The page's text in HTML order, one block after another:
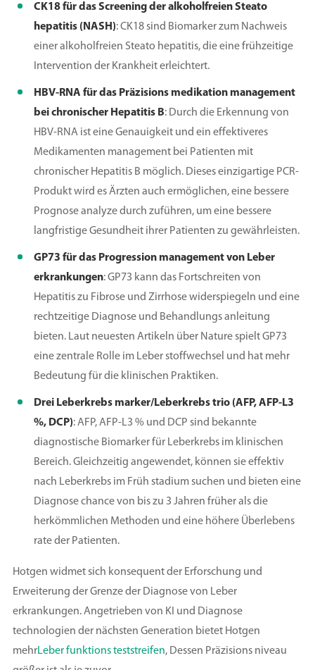
CK18 für das Screening der alkoholfreien Steato
hepatitis (NASH): CK18 sind Biomarker zum Nachweis
einer alkoholfreien Steato hepatitis, die eine frühzeitige
Intervention der Krankheit erleichtert.
HBV-RNA für das Präzisions medikation management
bei chronischer Hepatitis B: Durch die Erkennung von
HBV-RNA ist eine Genauigkeit und ein effektiveres
Medikamenten management bei Patienten mit
chronischer Hepatitis B möglich. Dieses einzigartige PCR-
Produkt wird es Ärzten auch ermöglichen, eine bessere
Prognose analyze durch zuführen, um eine bessere
langfristige Gesundheit ihrer Patienten zu gewährleisten.
GP73 für das Progression management von Leber
erkrankungen: GP73 kann das Fortschreiten von
Hepatitis zu Fibrose und Zirrhose widerspiegeln und eine
rechtzeitige Diagnose und Behandlungs anleitung
bieten. Laut neuesten Artikeln über Nature spielt GP73
eine zentrale Rolle im Leber stoffwechsel und hat mehr
Bedeutung für die klinischen Praktiken.
Drei Leberkrebs marker/Leberkrebs trio (AFP, AFP-L3
%, DCP): AFP, AFP-L3 % und DCP sind bekannte
diagnostische Biomarker für Leberkrebs im klinischen
Bereich. Gleichzeitig angewendet, können sie effektiv
nach Leberkrebs im Früh stadium suchen und bieten eine
Diagnose chance von bis zu 3 Jahren früher als die
herkömmlichen Methoden und eine höhere Überlebens
rate der Patienten.
Hotgen widmet sich konsequent der Erforschung und
Erweiterung der Grenze der Diagnose von Leber
erkrankungen. Angetrieben von KI und Diagnose
technologien der nächsten Generation bietet Hotgen
mehrLeber funktions teststreifen, Dessen Präzisions niveau